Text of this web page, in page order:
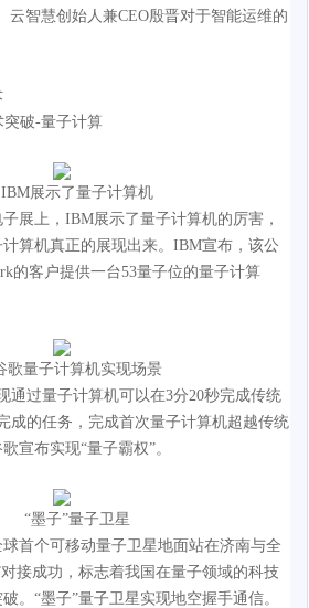
云智慧创始人兼CEO殷晋对于智能运维的
突破-量子计算
IBM展示了量子计算机
展上，IBM展示了量子计算机的厉害，
算机真正的展现出来。IBM宣布，该公
的客户提供一台53量子位的量子计算
歌量子计算机实现场景
通过量子计算机可以在3分20秒完成传统
成的任务，完成首次量子计算机超越传统
宣布实现“量子霸权”。
“墨子”量子卫星
球首个可移动量子卫星地面站在济南与全
接成功，标志着我国在量子领域的科技
。“墨子”量子卫星实现地空握手通信。